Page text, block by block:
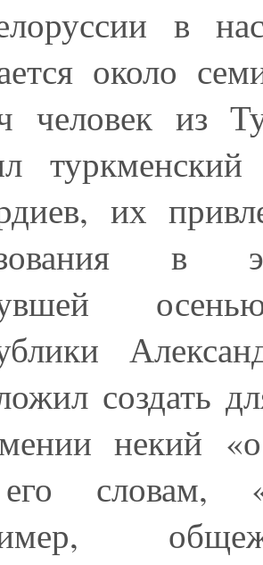
в
около
человек из
их
в
создать
некий
словам,